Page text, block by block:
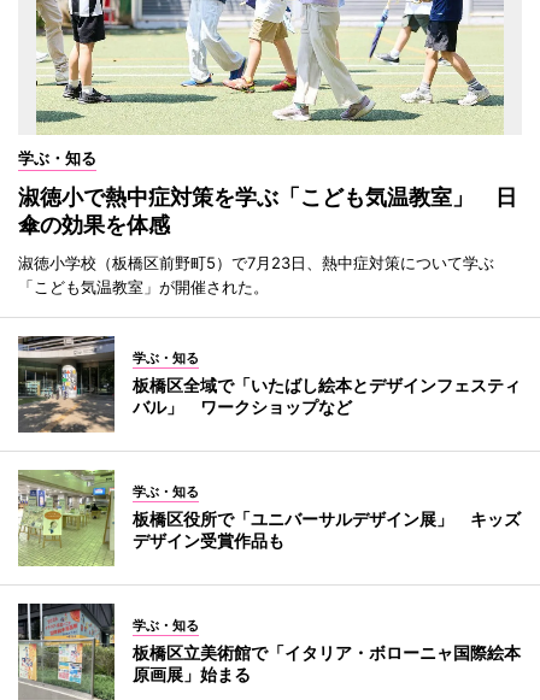
学ぶ・知る
淑徳小で熱中症対策を学ぶ「こども気温教室」 日
傘の効果を体感
淑徳小学校（板橋区前野町5）で7月23日、熱中症対策について学ぶ
「こども気温教室」が開催された。
学ぶ・知る
板橋区全域で「いたばし絵本とデザインフェスティ
バル」 ワークショップなど
学ぶ・知る
板橋区役所で「ユニバーサルデザイン展」 キッズ
デザイン受賞作品も
学ぶ・知る
板橋区立美術館で「イタリア・ボローニャ国際絵本
原画展」始まる